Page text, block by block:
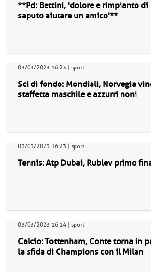
**Pd: Bettini, 'dolore e rimpianto di
saputo aiutare un amico'**
03/03/2023 16:23 | sport
Sci di fondo: Mondiali, Norvegia
staffetta maschile e azzurri noni
03/03/2023 16:23 | sport
Tennis: Atp Dubai, Rublev primo
03/03/2023 16:14 | sport
Calcio: Tottenham, Conte torna in
la sfida di Champions con il Milan